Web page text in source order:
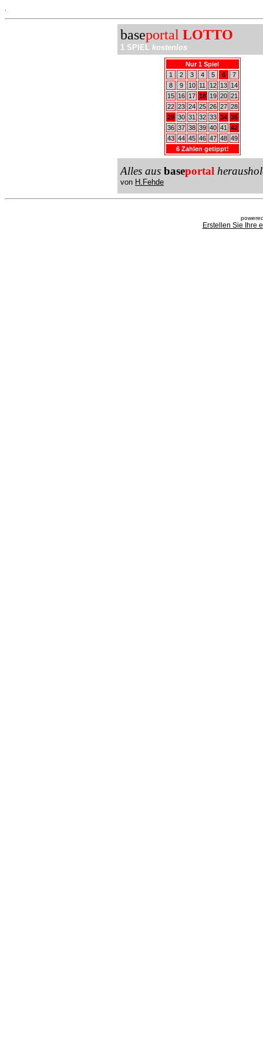
baseportal LOTTO
1 SPIEL kostenlos
Nur 1 Spiel
1
2 3 4 5 6
7
8
9 10 11 12 13
14
15
16 17 18 19 20 21
22 23 24 25 26 27 28
29 30 31 32 33 34 35
36 37 38 39 40 41
42
43 44 45 46 47 48 49
6 Zahlen getippt!
Alles aus baseportal
von H.Fehde
Erstellen Sie Ihre